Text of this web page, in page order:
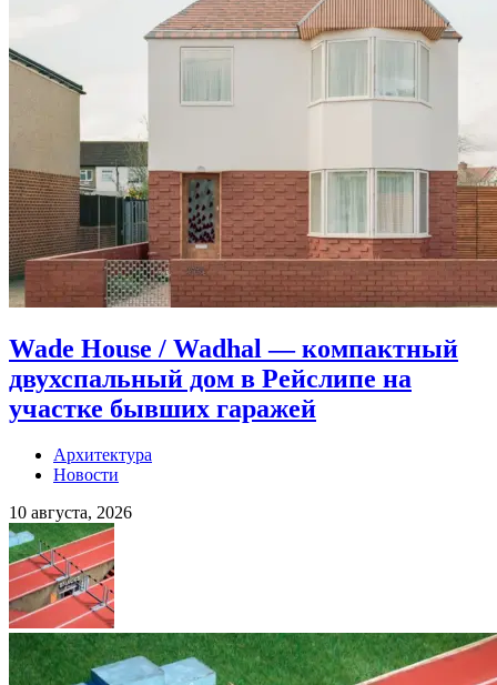
Wade House / Wadhal — компактный
двухспальный дом в Рейслипе на
участке бывших гаражей
Архитектура
Новости
10 августа, 2026